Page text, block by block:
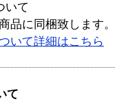
いて
品に同梱致します。
いて詳細はこちら
て